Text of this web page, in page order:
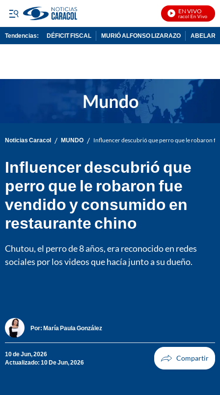
EN VIVO
Noticias Caracol En Vivo
Tendencias: DÉFICIT FISCAL MURIÓ ALFONSO LIZARAZO
Noticias Caracol / MUNDO / Influencer descubrió que perro que le robaron
Influencer descubrió que
perro que le robaron fue
vendido y consumido en
restaurante chino
Chutou, el perro de 8 años, era reconocido en redes
sociales por los videos que hacía junto a su dueño.
Por: María Paula González
10 de Jun, 2026
Actualizado: 10 De Jun, 2026